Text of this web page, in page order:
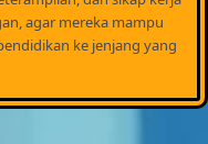
agar mereka mampu
ke jenjang yang